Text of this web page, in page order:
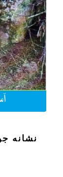
نشانه